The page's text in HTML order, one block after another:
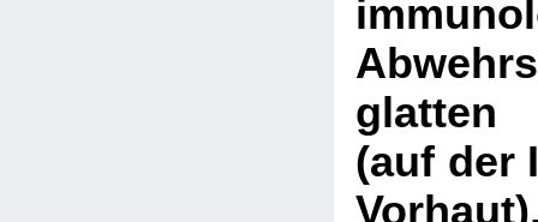
glatten
(auf der